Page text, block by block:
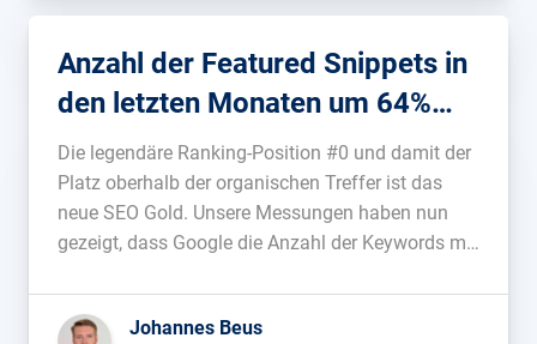
Anzahl der Featured Snippets in
den letzten Monaten um 64%
gestiegen
Die legendäre Ranking-Position #0 und damit der
Platz oberhalb der organischen Treffer ist das
neue SEO Gold. Unsere Messungen haben nun
gezeigt, dass Google die Anzahl der Keywords mit
deutlich erweitert hat....
Johannes Beus